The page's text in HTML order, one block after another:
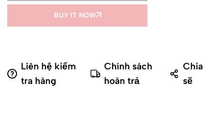
BUY IT NOW
Liên hệ kiểm
tra hàng
Chính sách
hoàn trả
Chia
sẽ